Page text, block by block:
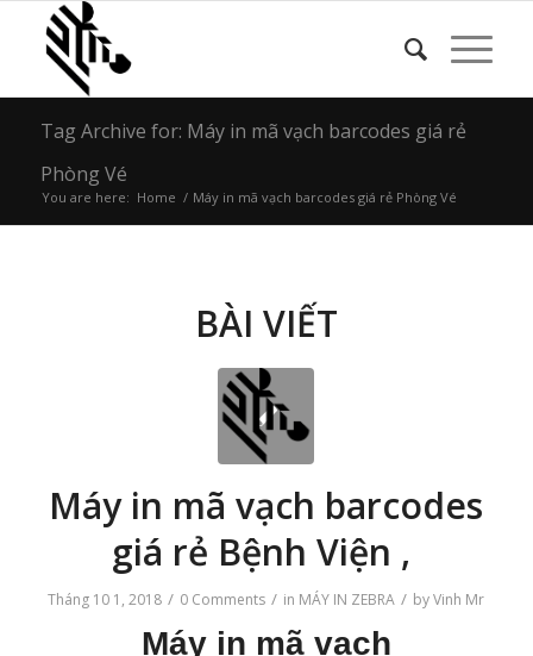
Tag Archive for: Máy in mã vạch barcodes giá rẻ
Phòng Vé
You are here: Home / Máy in mã vạch barcodes giá rẻ Phòng Vé
BÀI VIẾT
Máy in mã vạch barcodes
giá rẻ Bệnh Viện ,
Tháng 10 1, 2018 / 0 Comments / in MÁY IN ZEBRA / byVinh Mr
Máy in mã vạch